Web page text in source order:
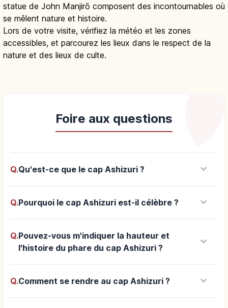
statue de John Manjirō composent des incontournables où
se mêlent nature et histoire.
Lors de votre visite, vérifiez la météo et les zones
accessibles, et parcourez les lieux dans le respect de la
nature et des lieux de culte.
Foire aux questions
Q.Qu'est-ce que le cap Ashizuri ? keyboard_arrow_down
Q.Pourquoi le cap Ashizuri est-il célèbre ? keyboard_arrow_down
Q.Pouvez-vous m'indiquer la hauteur et
l'histoire du phare du cap Ashizuri ?
keyboard_arrow_down
Q.Comment se rendre au cap Ashizuri ? keyboard_arrow_down